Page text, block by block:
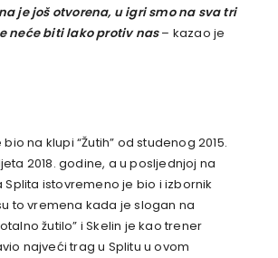
je još otvorena, u igri smo na sva tri
neće biti lako protiv nas– kazao je
na klupi “Žutih” od studenog 2015.
2018. godine, a u posljednjoj na
istovremeno je bio i izbornik
to vremena kada je slogan na
žutilo” i Skelin je kao trener
najveći trag u Splitu u ovom